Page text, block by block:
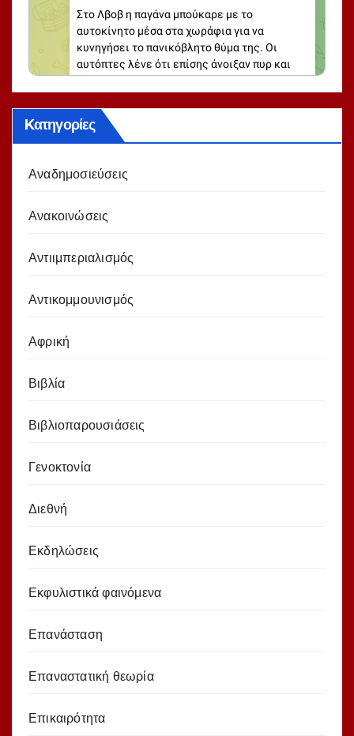
Kατηγορίες
Αναδημοσιεύσεις
Ανακοινώσεις
Αντιιμπεριαλισμός
Αντικομμουνισμός
Αφρική
Βιβλία
Βιβλιοπαρουσιάσεις
Γενοκτονία
Διεθνή
Εκδηλώσεις
Εκφυλιστικά φαινόμενα
Επανάσταση
Επαναστατική θεωρία
Επικαιρότητα